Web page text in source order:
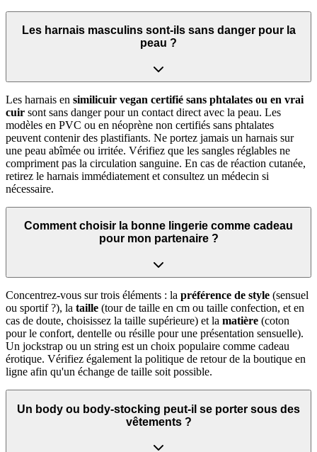
Les harnais masculins sont-ils sans danger pour la
peau ?
Les harnais en similicuir vegan certifié sans phtalates ou en vrai
cuir sont sans danger pour un contact direct avec la peau. Les
modèles en PVC ou en néoprène non certifiés sans phtalates
peuvent contenir des plastifiants. Ne portez jamais un harnais sur
une peau abîmée ou irritée. Vérifiez que les sangles réglables ne
compriment pas la circulation sanguine. En cas de réaction cutanée,
retirez le harnais immédiatement et consultez un médecin si
nécessaire.
Comment choisir la bonne lingerie comme cadeau
pour mon partenaire ?
Concentrez-vous sur trois éléments : la préférence de style (sensuel
ou sportif ?), la taille (tour de taille en cm ou taille confection, et en
cas de doute, choisissez la taille supérieure) et la matière (coton
pour le confort, dentelle ou résille pour une présentation sensuelle).
Un jockstrap ou un string est un choix populaire comme cadeau
érotique. Vérifiez également la politique de retour de la boutique en
ligne afin qu'un échange de taille soit possible.
Un body ou body-stocking peut-il se porter sous des
vêtements ?